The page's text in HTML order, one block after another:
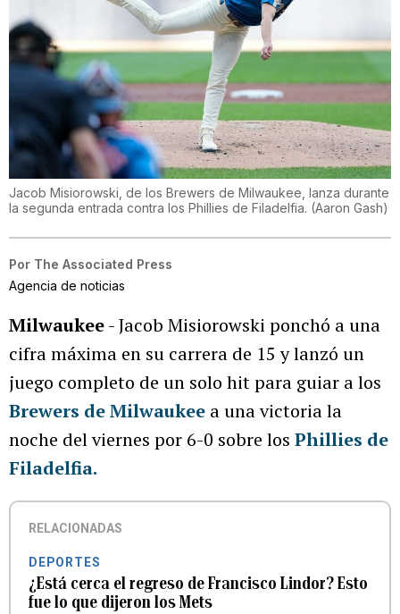
Jacob Misiorowski, de los Brewers de Milwaukee, lanza durante
la segunda entrada contra los Phillies de Filadelfia. (Aaron Gash)
Por The Associated Press
Agencia de noticias
Milwaukee- Jacob Misiorowski ponchó a una
cifra máxima en su carrera de 15 y lanzó un
juego completo de un solo hit para guiar a los
Brewers de Milwaukee a una victoria la
noche del viernes por 6-0 sobre los Phillies de
Filadelfia.
RELACIONADAS
DEPORTES
¿Está cerca el regreso de Francisco Lindor? Esto
fue lo que dijeron los Mets